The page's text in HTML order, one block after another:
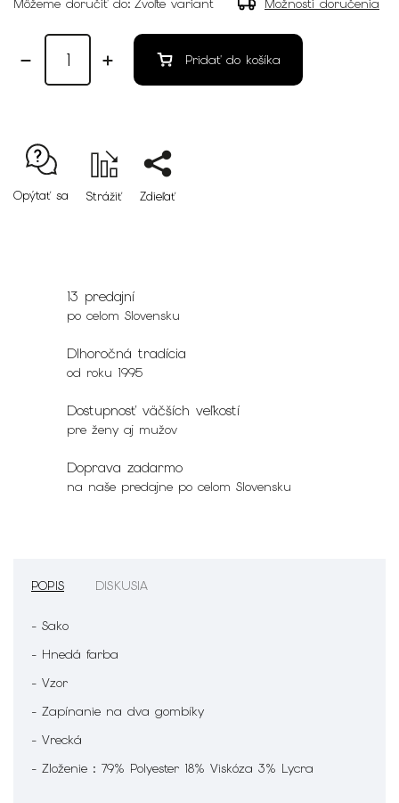
Môžeme doručiť do: Zvoľte variant Možnosti doručenia
Pridať do košíka
Opýtať sa Strážiť Zdieľať
13 predajní
po celom Slovensku
Dlhoročná tradícia
od roku 1995
Dostupnosť väčších veľkostí
pre ženy aj mužov
Doprava zadarmo
na naše predajne po celom Slovensku
POPIS DISKUSIA
- Sako
- Hnedá farba
- Vzor
- Zapínanie na dva gombíky
- Vrecká
- Zloženie : 79% Polyester 18% Viskóza 3% Lycra